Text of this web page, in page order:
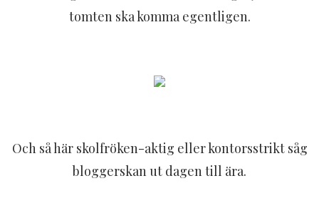
tomten ska komma egentligen.
Och så här skolfröken-aktig eller kontorsstrikt såg
bloggerskan ut dagen till ära.